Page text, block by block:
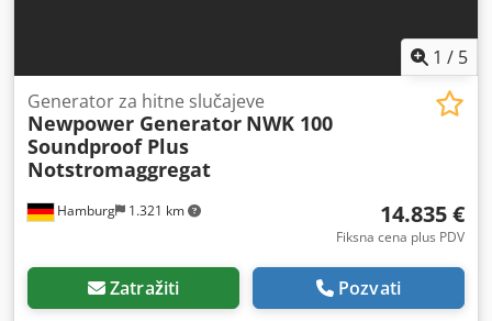
1 / 5
Hamburg 1.321 km
Generator za hitne slučajeve
Newpower Generator NWK 100
Soundproof Plus
Notstromaggregat
14.835 €
Fiksna cena plus PDV
Zatražiti Pozvati